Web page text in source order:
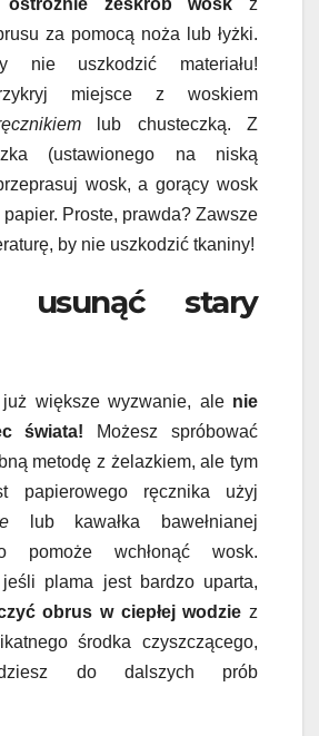
za pomocą noża lub łyżki.
nie uszkodzić materiału!
miejsce z woskiem
lub chusteczką. Z
(ustawionego na niską
wosk, a gorący wosk
papier. Proste, prawda? Zawsze
by nie uszkodzić tkaniny!
usunąć stary
większe wyzwanie, ale nie
świata! Możesz spróbować
metodę z żelazkiem, ale tym
papierowego ręcznika użyj
lub kawałka bawełnianej
pomoże wchłonąć wosk.
jeśli plama jest bardzo uparta,
obrus w ciepłej wodzie z
środka czyszczącego,
do dalszych prób